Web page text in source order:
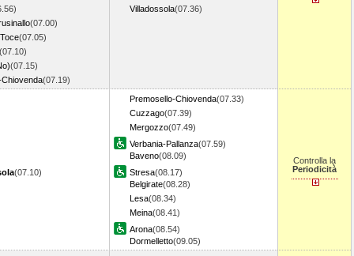
(07.00)
(07.05)
(07.10)
(07.15)
(07.19)
Villadossola(07.36)
(07.10)
Premosello-Chiovenda(07.33)
Cuzzago(07.39)
Mergozzo(07.49)
Verbania-Pallanza(07.59)
Baveno(08.09)
Stresa(08.17)
Belgirate(08.28)
Lesa(08.34)
Meina(08.41)
Arona(08.54)
Dormelletto(09.05)
Controlla la
Periodicità